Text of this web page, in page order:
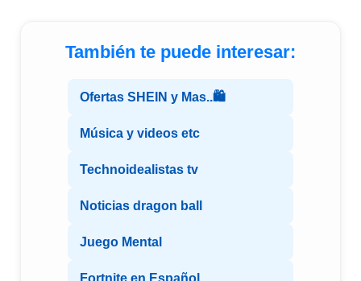
También te puede interesar:
Ofertas SHEIN y Mas..🛍️
Música y videos etc
Technoidealistas tv
Noticias dragon ball
Juego Mental